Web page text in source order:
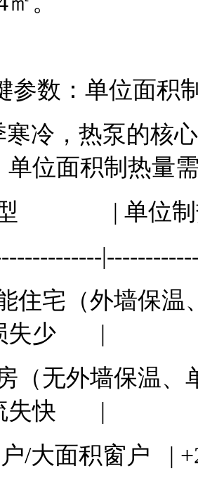
参数：单位面积
寒冷，热泵的核
单位面积制热量
型 | 单位
住宅（外墙保
失少 |
（无外墙保温
失快 |
户/大面积窗户